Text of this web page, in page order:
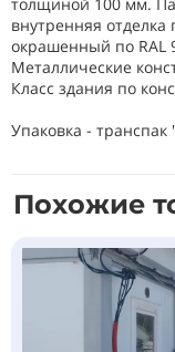
внутренняя
окрашенный по RAL
Металлические
Класс здания по
Упаковка - транспак
Похожие